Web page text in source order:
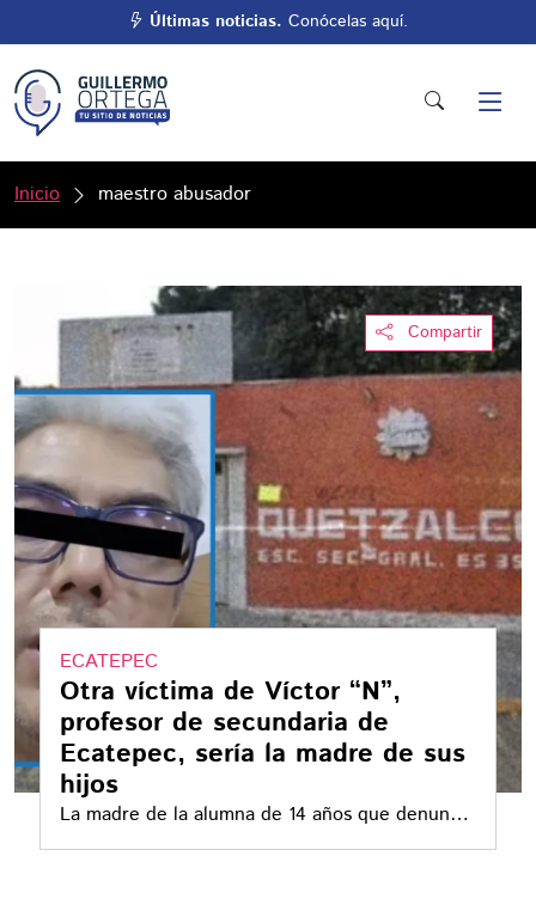
Últimas noticias. Conócelas aquí.
Inicio maestro abusador
Compartir
ECATEPEC
Otra víctima de Víctor “N”,
profesor de secundaria de
Ecatepec, sería la madre de sus
hijos
La madre de la alumna de 14 años que denunció
a Víctor Iván “N”, profesor de la Secundaria